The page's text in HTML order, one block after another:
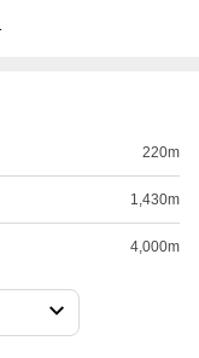
220m
1,430m
4,000m